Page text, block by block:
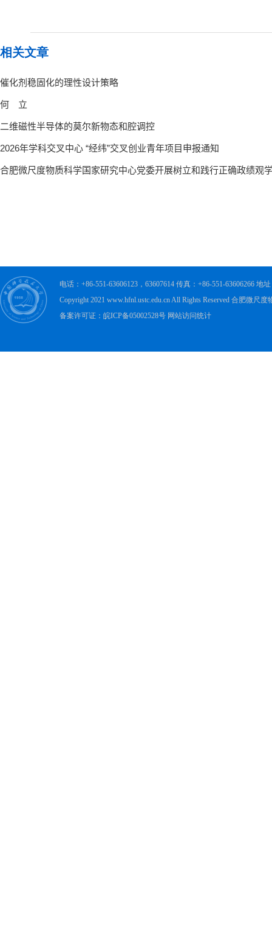
相关文章
电话：+86-551-63606123，63607614 传真：+86-551-63606266 地
Copyright 2021 www.hfnl.ustc.edu.cn All Rights Reserved 合肥微尺
备案许可证：皖ICP备05002528号 网站访问统计